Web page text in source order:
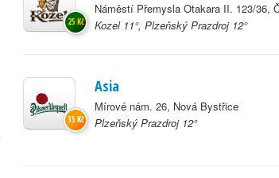
Náměstí Přemysla Otakara II. 123/36,
Kozel 11°, Plzeňský Prazdroj 12°
25 Kč
Asia
Mírové nám. 26, Nová Bystřice
Plzeňský Prazdroj 12°
35 Kč